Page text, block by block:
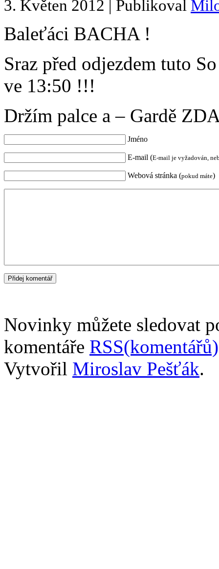
3. Květen 2012 | Publikoval
Baleťáci BACHA !
Sraz před odjezdem tuto
ve 13:50 !!!
Držím palce a – Gardě
Jméno
E-mail (E-mail je vyžadován,
Webová stránka (pokud máte)
Novinky můžete sledovat
komentáře RSS(komentářů)
Vytvořil Miroslav Pešťák.